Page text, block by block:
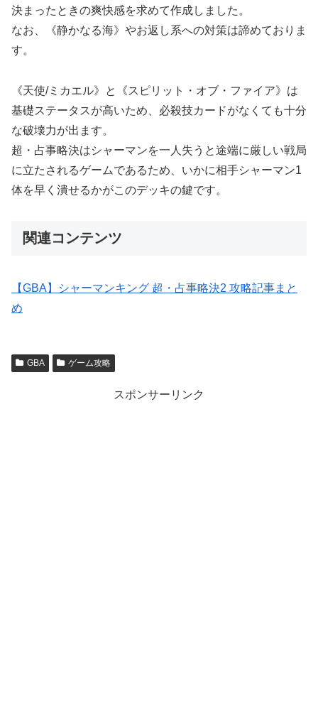
決まったときの爽快感を求めて作成しました。
なお、《静かなる海》やお返し系への対策は諦めておりま
す。
《天使/ミカエル》と《スピリット・オブ・ファイア》は
基礎ステータスが高いため、必殺技カードがなくても十分
な破壊力が出ます。
超・占事略決はシャーマンを一人失うと途端に厳しい戦局
に立たされるゲームであるため、いかに相手シャーマン1
体を早く潰せるかがこのデッキの鍵です。
関連コンテンツ
【GBA】シャーマンキング 超・占事略決2 攻略記事まと
め
GBA ゲーム攻略
スポンサーリンク